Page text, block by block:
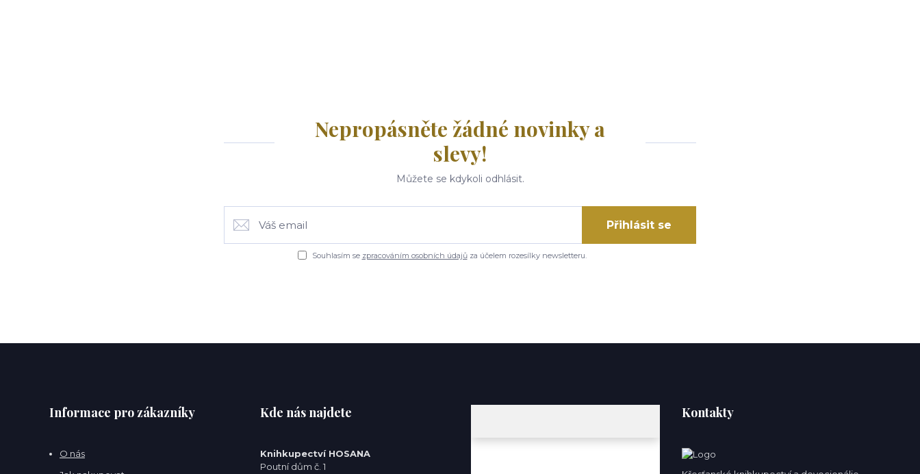
Nepropásněte žádné novinky a
slevy!
Můžete se kdykoli odhlásit.
Přihlásit se
Souhlasím se zpracováním osobních údajůza účelem rozesílky newsletteru.
Informace pro zákazníky
O nás
Kde nás najdete
Knihkupectví HOSANA
Poutní dům č. 1
Kontakty